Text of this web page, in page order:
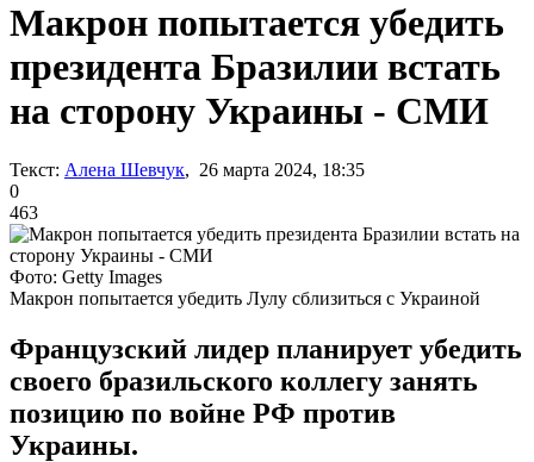
Макрон попытается убедить
президента Бразилии встать
на сторону Украины - СМИ
Текст: Алена Шевчук, 26 марта 2024, 18:35
0
463
Фото: Getty Images
Макрон попытается убедить Лулу сблизиться с Украиной
Французский лидер планирует убедить
своего бразильского коллегу занять
позицию по войне РФ против
Украины.